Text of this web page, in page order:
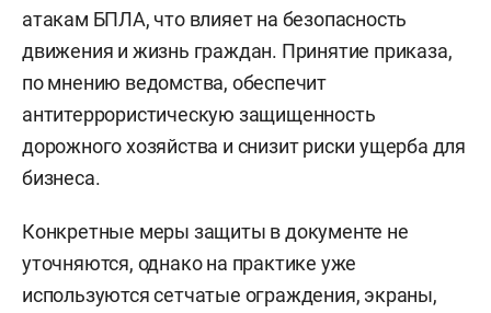
атакам БПЛА, что влияет на безопасность
движения и жизнь граждан. Принятие приказа,
по мнению ведомства, обеспечит
антитеррористическую защищенность
дорожного хозяйства и снизит риски ущерба для
бизнеса.
Конкретные меры защиты в документе не
уточняются, однако на практике уже
используются сетчатые ограждения, экраны,